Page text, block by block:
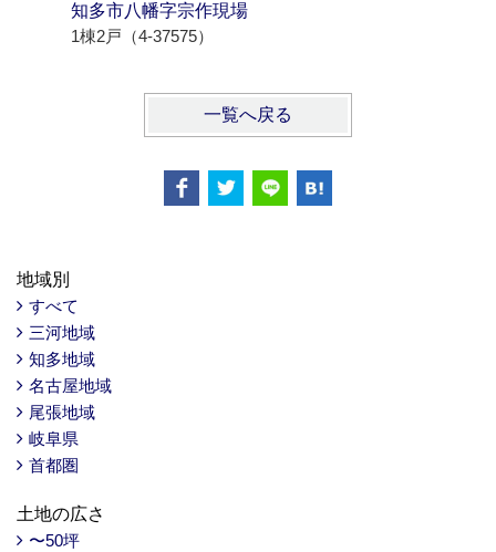
知多市八幡字宗作現場
1棟2戸（4-37575）
一覧へ戻る
地域別
すべて
三河地域
知多地域
名古屋地域
尾張地域
岐阜県
首都圏
土地の広さ
〜50坪